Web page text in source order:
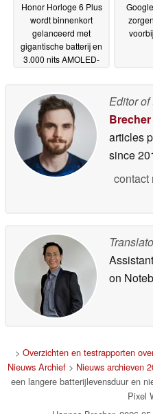
Honor Horloge 6 Plus
wordt binnenkort
gelanceerd met
gigantische batterij en
3.000 nits AMOLED-
Editor of
Brecher
articles
since
Assistant
on
> Overzichten en testrapporten
Nieuws Archief > Nieuws archieven
een langere batterijlevensduur en
Pixel